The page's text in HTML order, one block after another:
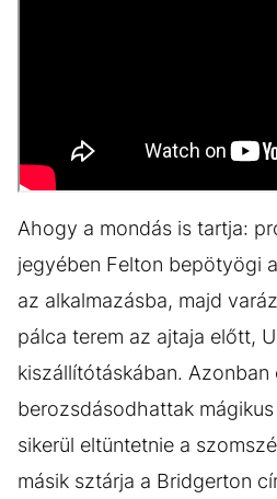
Ahogy a mondás is tartja:
jegyében Felton bepötyögi a
az alkalmazásba, majd
pálca terem az ajtaja előtt,
kiszállítótáskában. Azonban
berozsdásodhattak
sikerül eltüntetnie a
másik sztárja a Bridgerton